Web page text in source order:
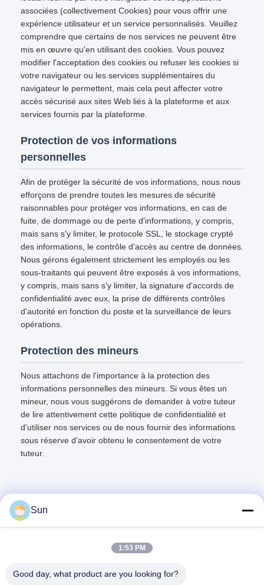
associées (collectivement Cookies) pour vous offrir une
expérience utilisateur et un service personnalisés. Veuillez
comprendre que certains de nos services ne peuvent être
mis en œuvre qu'en utilisant des cookies. Vous pouvez
modifier l'acceptation des cookies ou refuser les cookies si
votre navigateur ou les services supplémentaires du
navigateur le permettent, mais cela peut affecter votre
accès sécurisé aux sites Web liés à la plateforme et aux
services fournis par la plateforme.
Protection de vos informations
personnelles
Afin de protéger la sécurité de vos informations, nous nous
efforçons de prendre toutes les mesures de sécurité
raisonnables pour protéger vos informations, en cas de
fuite, de dommage ou de perte d'informations, y compris,
mais sans s'y limiter, le protocole SSL, le stockage crypté
des informations, le contrôle d'accès au centre de données.
Nous gérons également strictement les employés ou les
sous-traitants qui peuvent être exposés à vos informations,
y compris, mais sans s'y limiter, la signature d'accords de
confidentialité avec eux, la prise de différents contrôles
d'autorité en fonction du poste et la surveillance de leurs
opérations.
Protection des mineurs
Nous attachons de l'importance à la protection des
informations personnelles des mineurs. Si vous êtes un
mineur, nous vous suggérons de demander à votre tuteur
de lire attentivement cette politique de confidentialité et
d'utiliser nos services ou de nous fournir des informations
sous réserve d'avoir obtenu le consentement de votre
tuteur.
ROUTE NO.55 XINSHENG, DISTRICT DE WUJIN, VILLE DE
Sun
1:53 PM
Good day, what product are you looking for?